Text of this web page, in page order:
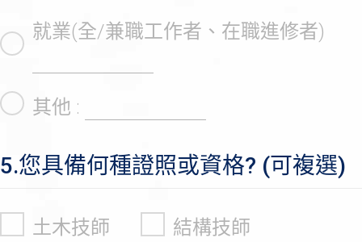
就業(全/兼職工作者、在職進修者)
其他 :
5.您具備何種證照或資格? (可複選)
土木技師
結構技師